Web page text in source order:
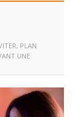
, PLAN
UNE